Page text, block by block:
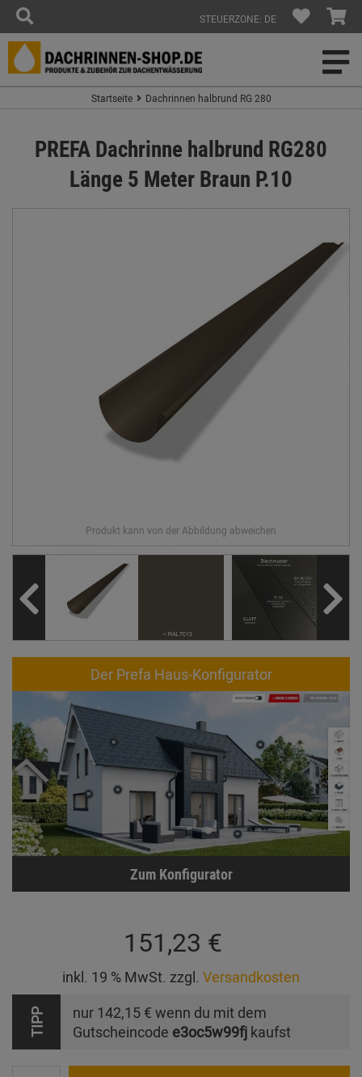
STEUERZONE: DE
Startseite Dachrinnen halbrund RG 280
PREFA Dachrinne halbrund RG280
Länge 5 Meter Braun P.10
Der Prefa Haus-Konfigurator
Zum Konfigurator
151,23 €
inkl. 19 % MwSt. zzgl. Versandkosten
TIPP nur 142,15 € wenn du mit dem
Gutscheincode e3oc5w99fj kaufst